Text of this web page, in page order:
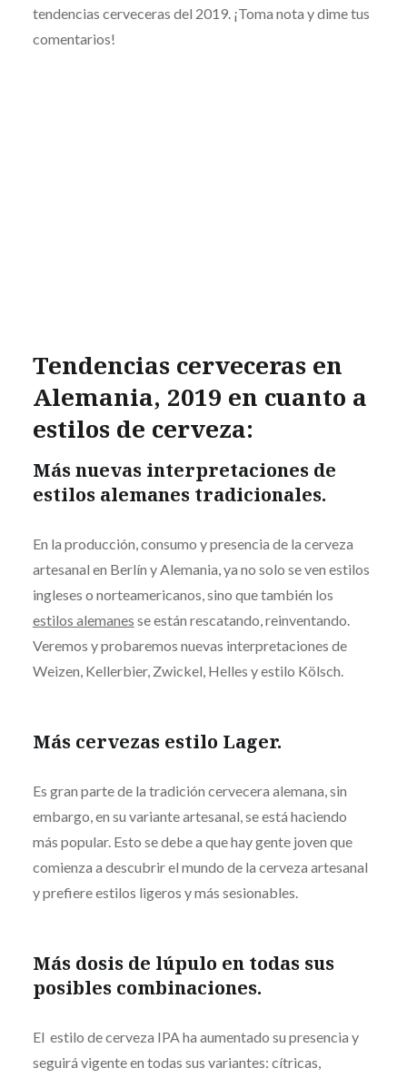
tendencias cerveceras del 2019. ¡Toma nota y dime tus
comentarios!
Tendencias cerveceras en
Alemania, 2019 en cuanto a
estilos de cerveza:
Más nuevas interpretaciones de
estilos alemanes tradicionales.
En la producción, consumo y presencia de la cerveza
artesanal en Berlín y Alemania, ya no solo se ven estilos
ingleses o norteamericanos, sino que también los
estilos alemanes se están rescatando, reinventando.
Veremos y probaremos nuevas interpretaciones de
Weizen, Kellerbier, Zwickel, Helles y estilo Kölsch.
Más cervezas estilo Lager.
Es gran parte de la tradición cervecera alemana, sin
embargo, en su variante artesanal, se está haciendo
más popular. Esto se debe a que hay gente joven que
comienza a descubrir el mundo de la cerveza artesanal
y prefiere estilos ligeros y más sesionables.
Más dosis de lúpulo en todas sus
posibles combinaciones.
El estilo de cerveza IPA ha aumentado su presencia y
seguirá vigente en todas sus variantes: cítricas,